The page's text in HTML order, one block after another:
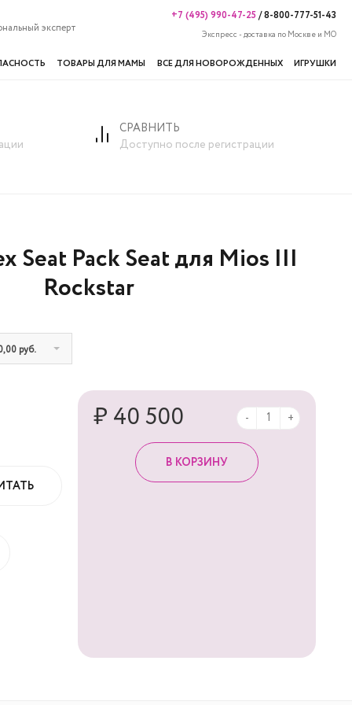
эксперт
+7 (495) 990-47-25/8-800-777-51-43
Экспресс - доставка по Москве и МО
ТОВАРЫ ДЛЯ МАМЫ ВСЕ ДЛЯ НОВОРОЖДЕННЫХ ИГРУШКИ
СРАВНИТЬ
Доступно после регистрации
Seat Pack Seat для Mios III
Rockstar
руб.
₽ 40 500 - +